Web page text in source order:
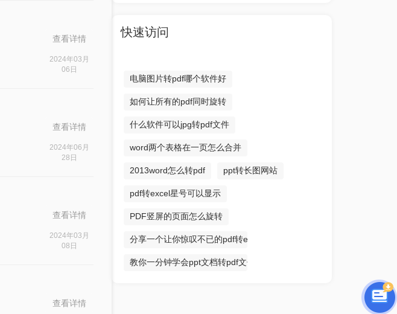
查看详情
2024年03月
06日
查看详情
2024年06月
28日
查看详情
2024年03月
08日
查看详情
快速访问
电脑图片转pdf哪个软件好
如何让所有的pdf同时旋转
什么软件可以jpg转pdf文件
word两个表格在一页怎么合并
2013word怎么转pdf ppt转长图网站
pdf转excel星号可以显示
PDF竖屏的页面怎么旋转
分享一个让你惊叹不已的pdf转excel方法
教你一分钟学会ppt文档转pdf文件